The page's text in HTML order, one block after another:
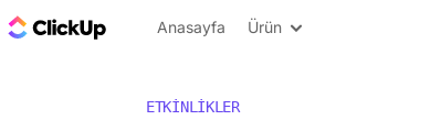
ClickUp Blog
Anasayfa Ürün
ETKINLIKLER